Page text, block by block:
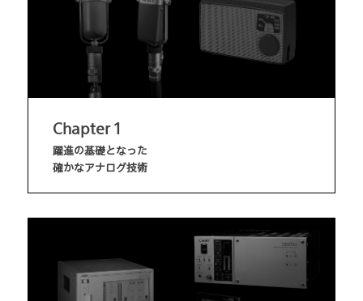
Chapter 1
躍進の基礎となった
確かなアナログ技術